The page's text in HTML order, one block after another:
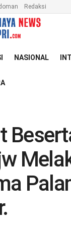
Redaksi
NASIONAL